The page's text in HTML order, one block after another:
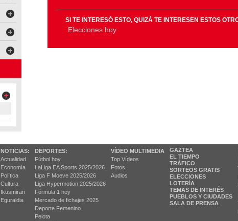
SI TE INTERESÓ ESTO, QUIZÁ TE INTERESEN ESTOS
Elecciones hoy
NOTICIAS:
Actualidad
Economía
Política
Cultura
Ikusmiran
Eguraldia
DEPORTES:
Fútbol hoy
LaLiga EA Sports 2025/2026
Liga F Moeve 2025/2026
Liga Hypermotion 2025/2026
Fórmula 1 hoy
Mercado de fichajes 2025
Deporte Femenino
Pelota
VÍDEO MULTIMEDIA
Top Vídeos
Fotos
Audios
GAZTEA
EL TIEMPO
TRÁFICO
SORTEOS GRATIS
ELECCIONES
LOTERÍA
TEMAS DE INTERÉS
PUEBLOS Y CIUDADES
SALA DE PRENSA